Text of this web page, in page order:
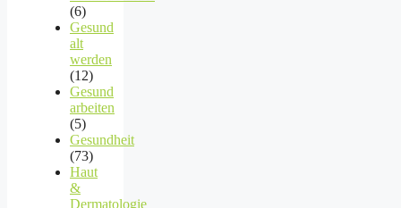
(6)
Gesund
alt
werden
(12)
Gesund
arbeiten
(5)
Gesundheit
(73)
Haut
&
Dermatologie